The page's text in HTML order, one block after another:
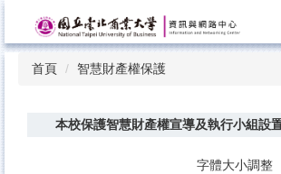
主
首頁 智慧財產權保護
本校保護智慧財產權宣導及執行小組設
字體大小調整